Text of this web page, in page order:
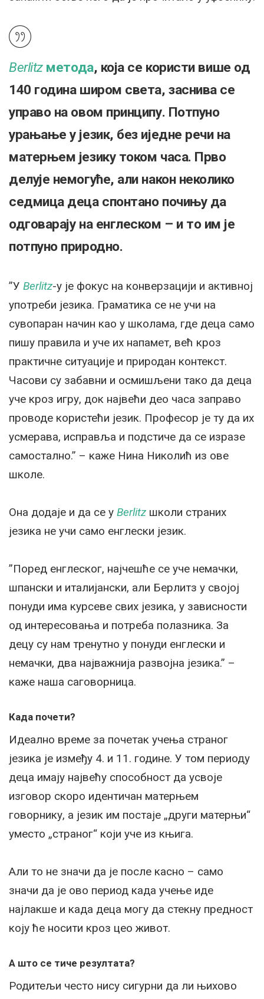
Berlitzметода, која се користи више од
140 година широм света, заснива се
управо на овом принципу. Потпуно
урањање у језик, без иједне речи на
матерњем језику током часа. Прво
делује немогуће, али након неколико
седмица деца спонтано почињу да
одговарају на енглеском – и то им је
потпуно природно.
”У Berlitz-у је фокус на конверзацији и активној
употреби језика. Граматика се не учи на
сувопаран начин као у школама, где деца само
пишу правила и уче их напамет, већ кроз
практичне ситуације и природан контекст.
Часови су забавни и осмишљени тако да деца
уче кроз игру, док највећи део часа заправо
проводе користећи језик. Професор је ту да их
усмерава, исправља и подстиче да се изразе
самостално.” – каже Нина Николић из ове
школе.
Она додаје и да се у Berlitz школи страних
језика не учи само енглески језик.
”Поред енглеског, најчешће се уче немачки,
шпански и италијански, али Берлитз у својој
понуди има курсеве свих језика, у зависности
од интересовања и потреба полазника. За
децу су нам тренутно у понуди енглески и
немачки, два најважнија развојна језика.” –
каже наша саговорница.
Када почети?
Идеално време за почетак учења страног
језика је између 4. и 11. године. У том периоду
деца имају највећу способност да усвоје
изговор скоро идентичан матерњем
говорнику, а језик им постаје „други матерњи“
уместо „страног“ који уче из књига.
Али то не значи да је после касно – само
значи да је ово период када учење иде
најлакше и када деца могу да стекну предност
коју ће носити кроз цео живот.
А што се тиче резултата?
Родитељи често нису сигурни да ли њихово